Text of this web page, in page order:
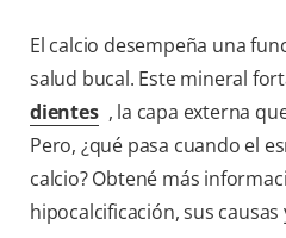
El calcio desempeña una
salud bucal. Este mineral
dientes , la capa externa
Pero, ¿qué pasa cuando el
calcio? Obtené más
hipocalcificación, sus